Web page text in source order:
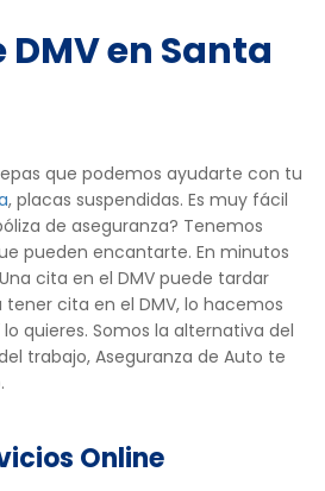
DMV en Santa
que podemos ayudarte con tu
, placas suspendidas. Es muy fácil
de aseguranza? Tenemos
pueden encantarte. En minutos
cita en el DMV puede tardar
tener cita en el DMV, lo hacemos
quieres. Somos la alternativa del
trabajo, Aseguranza de Auto te
Online